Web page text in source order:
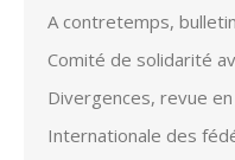
A contretemps,
Comité de solidarité
Divergences, revue
Internationale des